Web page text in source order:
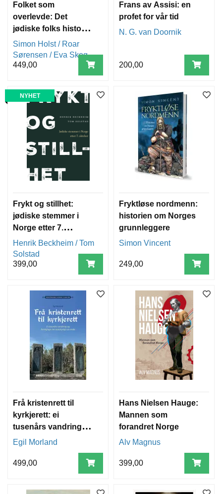
Folket som
overlevde: Det
jødiske folks historie
fra år 70 til 7.
oktober!
Simon Holst / Roar
Sørensen / Eva Skog
449,00
Frans av Assisi: en
profet for vår tid
N. G. van Doornik
200,00
NYHET
Frykt og stillhet:
jødiske stemmer i
Norge etter 7.
oktober
Henrik Beckheim / Tom
Solstad
399,00
Fryktløse nordmenn:
historien om Norges
grunnleggere
Simon Vincent
249,00
Frå kristenrett til
kyrkjerett: ei
tusenårs vandring
og forteljinga om
Egil Morland
499,00
Hans Nielsen Hauge:
Mannen som
forandret Norge
Alv Magnus
399,00